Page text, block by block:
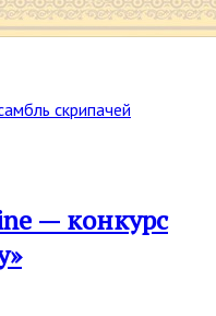
скрипачей
— конкурс